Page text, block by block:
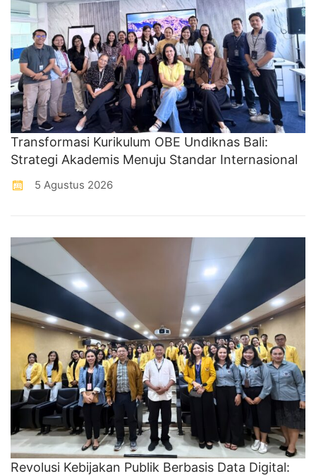
Transformasi Kurikulum OBE Undiknas Bali:
Strategi Akademis Menuju Standar Internasional
5 Agustus 2026
Revolusi Kebijakan Publik Berbasis Data Digital: